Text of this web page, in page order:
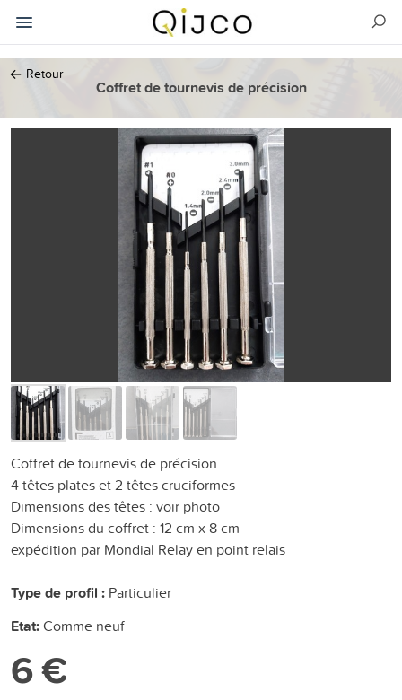
← Retour
Coffret de tournevis de précision
Coffret de tournevis de précision
4 têtes plates et 2 têtes cruciformes
Dimensions des têtes : voir photo
Dimensions du coffret : 12 cm x 8 cm
expédition par Mondial Relay en point relais
Type de profil : Particulier
Etat:Comme neuf
6 €